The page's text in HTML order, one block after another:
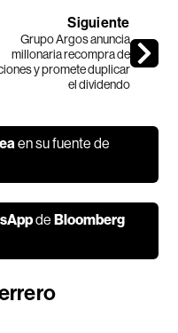
Siguiente
Grupo Argos anuncia
millonaria recompra de
y promete duplicar
el dividendo
en su fuente de
deBloomberg